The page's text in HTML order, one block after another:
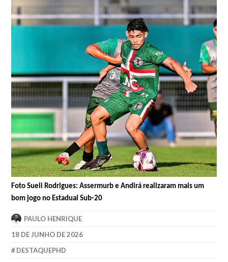
Foto Sueli Rodrigues: Assermurb e Andirá realizaram mais um
bom jogo no Estadual Sub-20
PAULO HENRIQUE
18 DE JUNHO DE 2026
DESTAQUEPHD